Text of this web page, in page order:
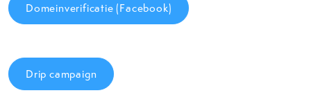
Domeinverificatie (Facebook)
Drip campaign